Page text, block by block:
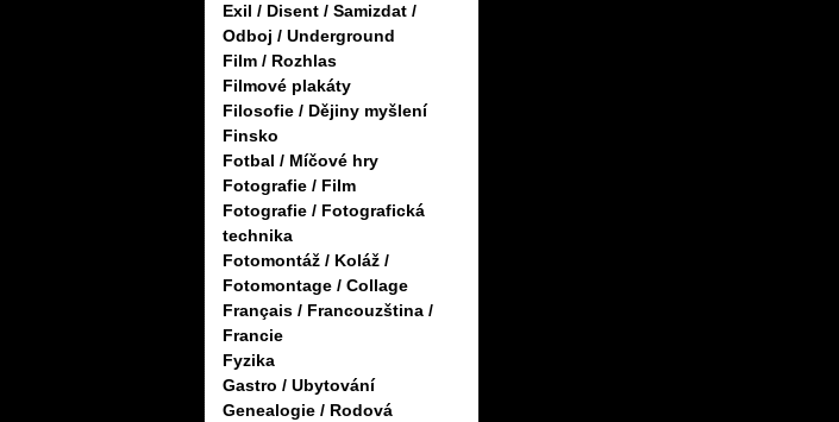
Exil / Disent / Samizdat /
Odboj / Underground
Film / Rozhlas
Filmové plakáty
Filosofie / Dějiny myšlení
Finsko
Fotbal / Míčové hry
Fotografie / Film
Fotografie / Fotografická
technika
Fotomontáž / Koláž /
Fotomontage / Collage
Français / Francouzština /
Francie
Fyzika
Gastro / Ubytování
Genealogie / Rodová